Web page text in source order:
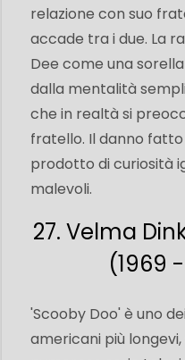
relazione con suo
accade tra i due. La
Dee come una
dalla mentalità
che in realtà si
fratello. Il danno
prodotto di curiosità
malevoli.
27. Velma
(1969
'Scooby Doo' è uno
americani più